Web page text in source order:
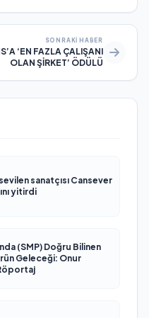
SONRAKI HABER
‘EN FAZLA ÇALIŞANI
OLAN ŞİRKET’ ÖDÜLÜ
sanatçısı Cansever
yitirdi
(SMP) Doğru Bilinen
Geleceği: Onur